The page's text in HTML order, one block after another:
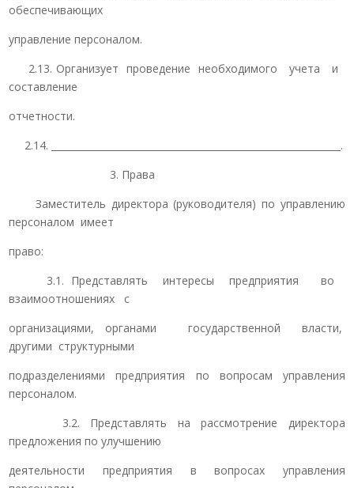
обеспечивающих
управление персоналом.
2.13. Организует проведение необходимого учета и
составление
отчетности.
2.14. _____________________________________________________________.
3. Права
Заместитель директора (руководителя) по управлению
персоналом имеет
право:
3.1. Представлять интересы предприятия во
взаимоотношениях с
организациями, органами государственной власти,
другими структурными
подразделениями предприятия по вопросам управления
персоналом.
3.2. Представлять на рассмотрение директора
предложения по улучшению
деятельности предприятия в вопросах управления